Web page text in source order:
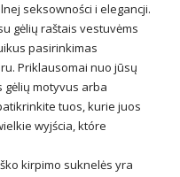
seksowności i elegancji.
gėlių raštais vestuvėms
pasirinkimas
Priklausomai nuo jūsų
motyvus arba
tuos, kurie juos
wyjścia, które
kirpimo suknelės yra